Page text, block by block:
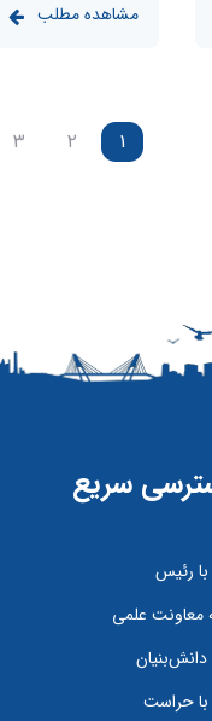
مشاهده مطلب
۱ ۲ ۳
سریع
با رئیس
معاونت علمی
با حراست